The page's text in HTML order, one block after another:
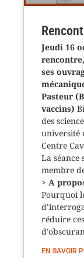
Jeudi 16
ses
Pasteur
vaccins)
des
université
Centre
La séance
membre
> A
Pourquoi
réduire
EN SAVOIR